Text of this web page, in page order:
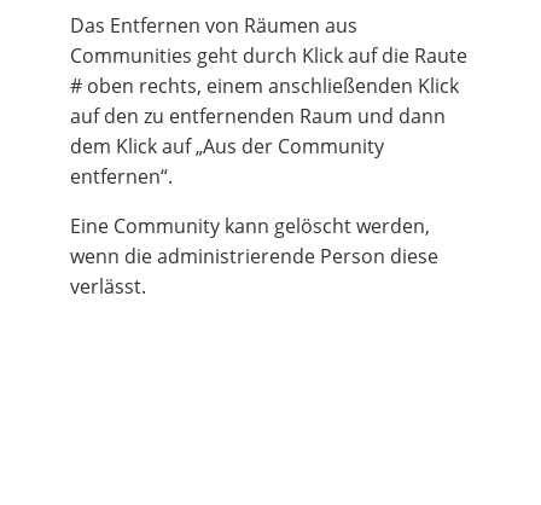
Das Entfernen von Räumen aus
Communities geht durch Klick auf die Raute
# oben rechts, einem anschließenden Klick
auf den zu entfernenden Raum und dann
dem Klick auf „Aus der Community
entfernen“.
Eine Community kann gelöscht werden,
wenn die administrierende Person diese
verlässt.